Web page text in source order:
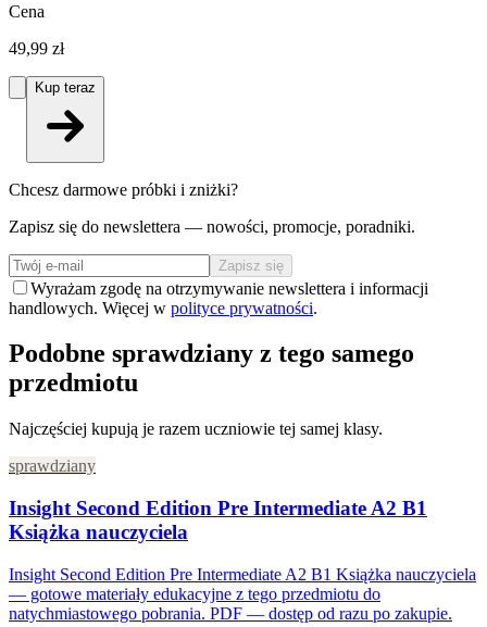
Cena
49,99 zł
Kup teraz
Chcesz darmowe próbki i zniżki?
Zapisz się do newslettera — nowości, promocje, poradniki.
Zapisz się
Wyrażam zgodę na otrzymywanie newslettera i informacji
handlowych. Więcej w polityce prywatności.
Podobne sprawdziany z tego samego
przedmiotu
Najczęściej kupują je razem uczniowie tej samej klasy.
sprawdziany
Insight Second Edition Pre Intermediate A2 B1
Książka nauczyciela
Insight Second Edition Pre Intermediate A2 B1 Książka nauczyciela
— gotowe materiały edukacyjne z tego przedmiotu do
natychmiastowego pobrania. PDF — dostęp od razu po zakupie.